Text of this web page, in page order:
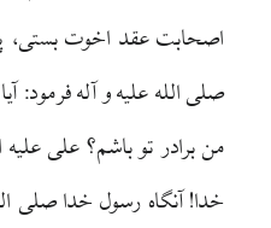
اصحابت عقد اخوت
صلی الله علیه و آله فرمود:
من برادر تو باشم؟ علی
خدا! آنگاه رسول خدا صلی